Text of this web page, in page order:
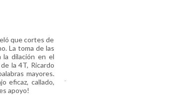
que cortes de
La toma de las
la dilación en el
la 4T, Ricardo
mayores.
eficaz, callado,
apoyo!
.